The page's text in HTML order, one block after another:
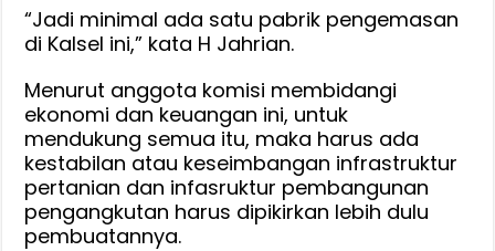
“Jadi minimal ada satu pabrik pengemasan
di Kalsel ini,” kata H Jahrian.
Menurut anggota komisi membidangi
ekonomi dan keuangan ini, untuk
mendukung semua itu, maka harus ada
kestabilan atau keseimbangan infrastruktur
pertanian dan infasruktur pembangunan
pengangkutan harus dipikirkan lebih dulu
pembuatannya.